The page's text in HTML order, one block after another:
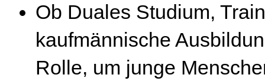
Ob Duales Studium,
kaufmännische
Rolle, um junge